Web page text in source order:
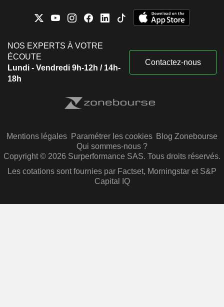
NOS EXPERTS À VOTRE
ÉCOUTE
Lundi - Vendredi 9h-12h / 14h-
18h
Contactez-nous
Mentions légales Paramétrer les cookies Blog Zonebourse
Qui sommes-nous ?
Copyright © 2026 Surperformance SAS. Tous droits réservés.
Les cotations sont fournies par Factset, Morningstar et S&P
Capital IQ